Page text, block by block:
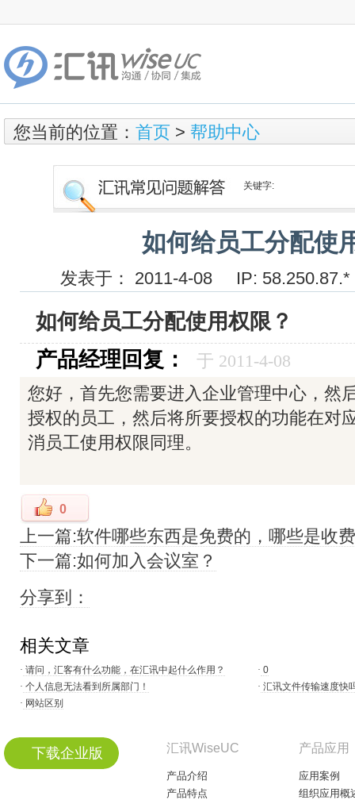
您当前的位置： 首页 > 帮助中心
关键字:
如何给员工分配使
发表于： 2011-4-08 IP:
如何给员工分配使用权限？
产品经理回复：
于 2011-4-08
您好，首先您需要进入企业管理中心，然
授权的员工，然后将所要授权的功能在对
消员工使用权限同理。
0
上一篇:软件哪些东西是免费的，哪些是收
下一篇:如何加入会议室？
分享到：
相关文章
· 请问，汇客有什么功能，在汇讯中起什么作用？ · 0
· 个人信息无法看到所属部门！ · 汇讯文件传输速度快
· 网站区别
下载企业版 汇讯WiseUC
产品介绍
产品特点
产品应用
应用案例
组织应用概